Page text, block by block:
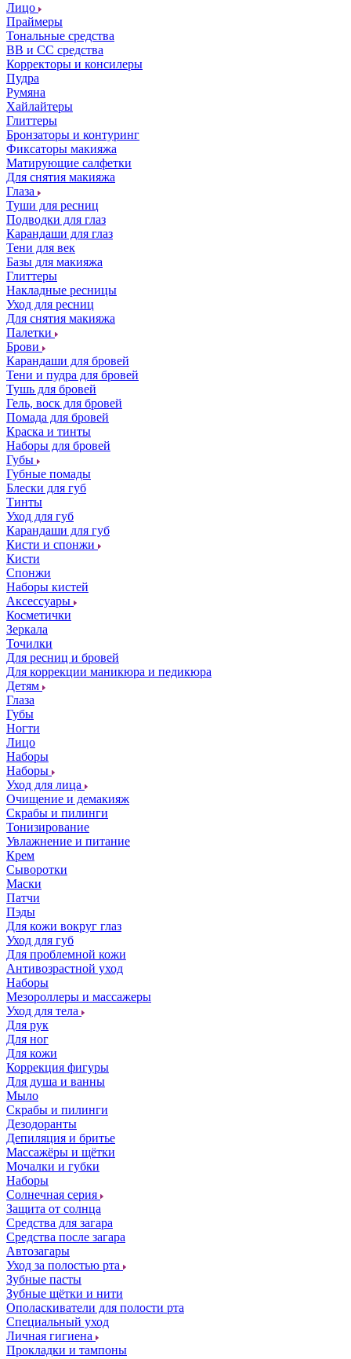
Лицо
Праймеры
Тональные средства
ВВ и СС средства
Корректоры и консилеры
Пудра
Румяна
Хайлайтеры
Глиттеры
Бронзаторы и контуринг
Фиксаторы макияжа
Матирующие салфетки
Для снятия макияжа
Глаза
Туши для ресниц
Подводки для глаз
Карандаши для глаз
Тени для век
Базы для макияжа
Глиттеры
Накладные ресницы
Уход для ресниц
Для снятия макияжа
Палетки
Брови
Карандаши для бровей
Тени и пудра для бровей
Тушь для бровей
Гель, воск для бровей
Помада для бровей
Краска и тинты
Наборы для бровей
Губы
Губные помады
Блески для губ
Тинты
Уход для губ
Карандаши для губ
Кисти и спонжи
Кисти
Спонжи
Наборы кистей
Аксессуары
Косметички
Зеркала
Точилки
Для ресниц и бровей
Для коррекции маникюра и педикюра
Детям
Глаза
Губы
Ногти
Лицо
Наборы
Наборы
Уход для лица
Очищение и демакияж
Скрабы и пилинги
Тонизирование
Увлажнение и питание
Крем
Сыворотки
Маски
Патчи
Пэды
Для кожи вокруг глаз
Уход для губ
Для проблемной кожи
Антивозрастной уход
Наборы
Мезороллеры и массажеры
Уход для тела
Для рук
Для ног
Для кожи
Коррекция фигуры
Для душа и ванны
Мыло
Скрабы и пилинги
Дезодоранты
Депиляция и бритье
Массажёры и щётки
Мочалки и губки
Наборы
Солнечная серия
Защита от солнца
Средства для загара
Средства после загара
Автозагары
Уход за полостью рта
Зубные пасты
Зубные щётки и нити
Ополаскиватели для полости рта
Специальный уход
Личная гигиена
Прокладки и тампоны